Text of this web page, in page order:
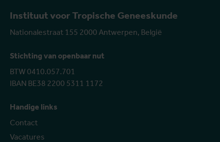
Instituut voor Tropische Geneeskunde
Nationalestraat 155 2000 Antwerpen, België
Stichting van openbaar nut
BTW 0410.057.701
IBAN BE38 2200 5311 1172
Handige links
Contact
Vacatures